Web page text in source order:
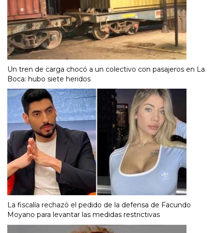
Un tren de carga chocó a un colectivo con pasajeros en La
Boca: hubo siete heridos
La fiscalía rechazó el pedido de la defensa de Facundo
Moyano para levantar las medidas restrictivas